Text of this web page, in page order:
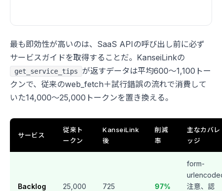
最も即効性が高いのは、SaaS APIの呼び出し前に必ず
サービスガイドを取得することだ。KanseiLinkの
get_service_tips
が返すデータは平均600〜1,100トー
クンで、従来のweb_fetch＋試行錯誤の流れで消費して
いた14,000〜25,000トークンを置き換える。
サービス
従来ト
ークン
KanseiLink
後
削減
率
主なカバレ
ッジ
Backlog 25,000 725 97%
form-
注意、認